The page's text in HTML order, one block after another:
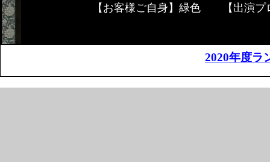
【お客様ご自身】緑色 【出演
2020年度ラ